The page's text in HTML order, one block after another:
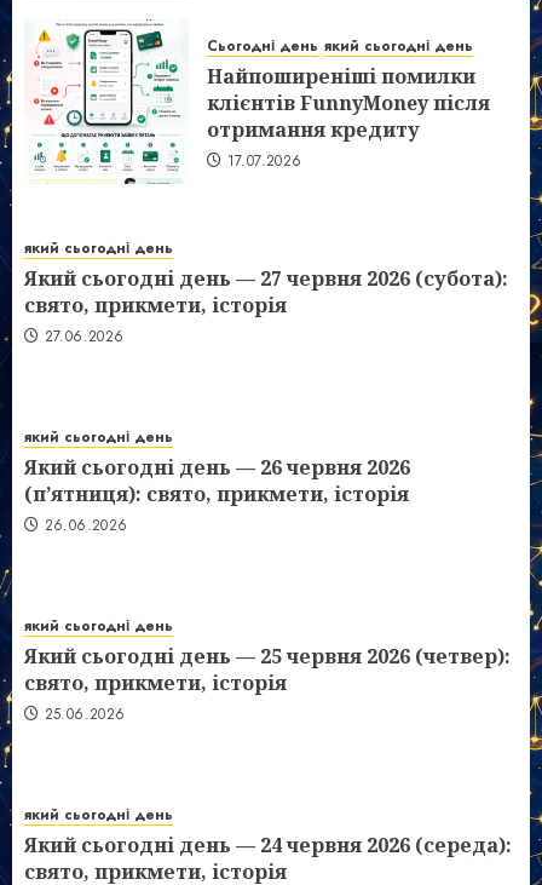
Сьогодні день який сьогодні день
Найпоширеніші помилки
клієнтів FunnyMoney після
отримання кредиту
17.07.2026
який сьогодні день
Який сьогодні день — 27 червня 2026 (субота):
свято, прикмети, історія
27.06.2026
який сьогодні день
Який сьогодні день — 26 червня 2026
(п’ятниця): свято, прикмети, історія
26.06.2026
який сьогодні день
Який сьогодні день — 25 червня 2026 (четвер):
свято, прикмети, історія
25.06.2026
який сьогодні день
Який сьогодні день — 24 червня 2026 (середа):
свято, прикмети, історія